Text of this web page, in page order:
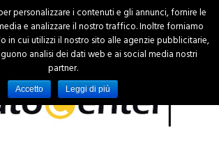
personalizzare i contenuti e gli annunci, fornire le
e analizzare il nostro traffico. Inoltre forniamo
in cui utilizzi il nostro sito alle agenzie pubblicitarie,
analisi dei dati web e ai social media nostri
partner.
Accetto Leggi di più